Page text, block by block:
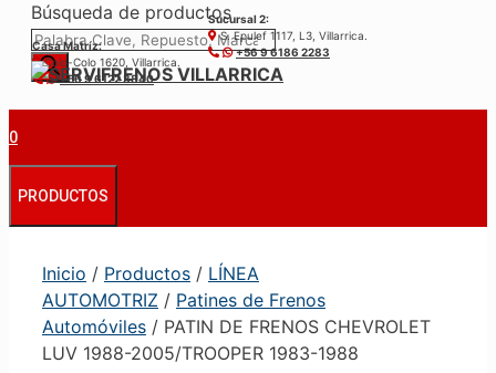
Búsqueda de productos
Casa Matríz:
Colo-Colo 1620, Villarrica.
+56 9 6122 3840
Sucursal 2:
S. Epulef 1117, L3, Villarrica.
+56 9 6186 2283
0
PRODUCTOS
Inicio / Productos / LÍNEA
AUTOMOTRIZ / Patines de Frenos
Automóviles / PATIN DE FRENOS CHEVROLET
LUV 1988-2005/TROOPER 1983-1988